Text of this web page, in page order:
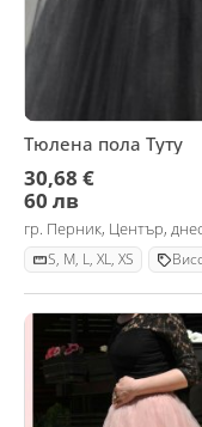
Тюлена пола Туту
30,68 €
60 лв
гр. Перник, Център,
S, M, L, XL, XS